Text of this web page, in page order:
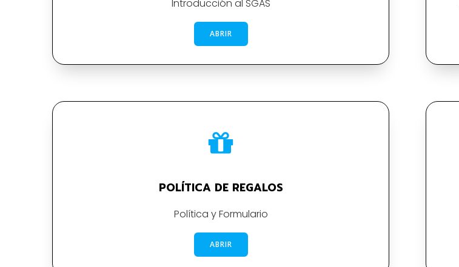
Introducción al SGAS
ABRIR
POLÍTICA DE REGALOS
Política y Formulario
ABRIR